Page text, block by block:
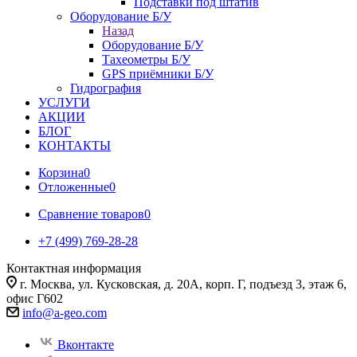
Оборудование Б/У
Назад
Оборудование Б/У
Тахеометры Б/У
GPS приёмники Б/У
Гидрография
УСЛУГИ
АКЦИИ
БЛОГ
КОНТАКТЫ
Корзина0
Отложенные0
Сравнение товаров0
+7 (499) 769-28-28
Контактная информация
г. Москва, ул. Кусковская, д. 20А, корп. Г, подъезд 3, этаж 6,
офис Г602
info@a-geo.com
Вконтакте